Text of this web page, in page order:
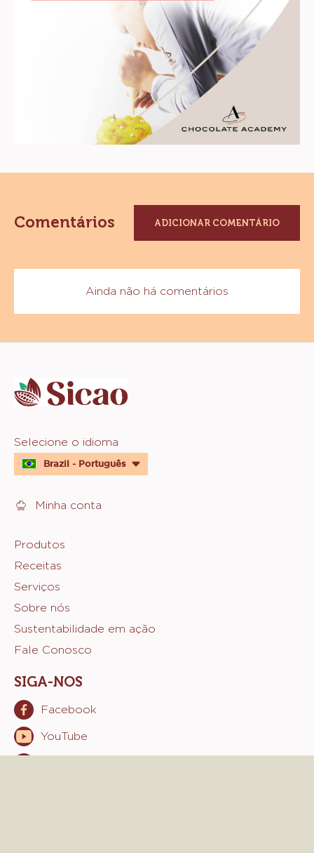
Comentários ADICIONAR COMENTÁRIO
Ainda não há comentários
info
Website
quick
links
Selecione o idioma
Brazil - Português
Minha conta
Footer
Sicao
Produtos
Receitas
Serviços
Sobre nós
Sustentabilidade em ação
Fale Conosco
SIGA-NOS
Facebook
new
YouTube